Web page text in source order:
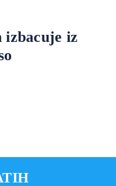
izbacuje iz